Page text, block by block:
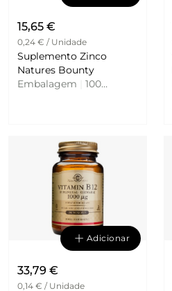
15,65 €
0,24 € / Unidade
Suplemento Zinco
Natures Bounty
Embalagem
100
Adicionar
33,79 €
0,14 € / Unidade